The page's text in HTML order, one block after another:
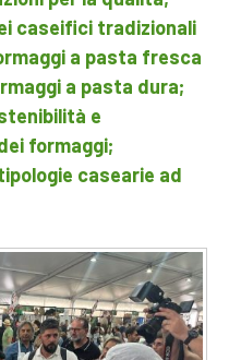
caseifici tradizionali
a pasta fresca
a pasta dura;
e
formaggi;
casearie ad